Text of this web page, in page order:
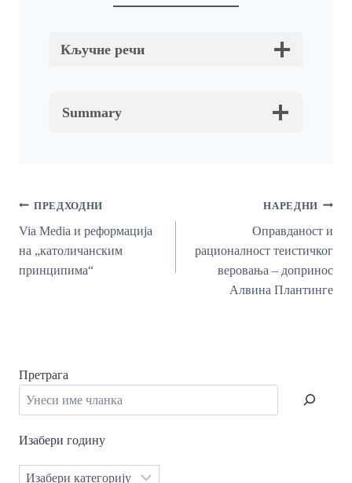
Кључне речи
Summary
Кретање
ПРЕДХОДНИ
Via Media и реформација
на „католичанским
принципима“
НАРЕДНИ
Оправданост и
рационалност теистичког
веровања – допринос
Алвина Плантинге
Претрага
Изабери годину
Категорије